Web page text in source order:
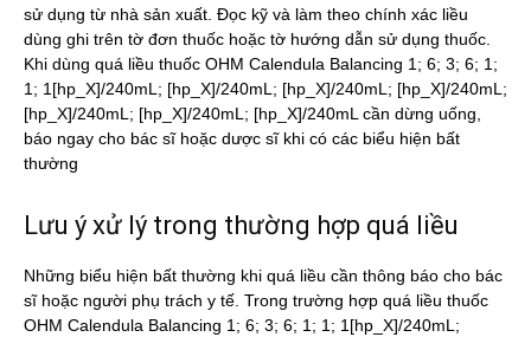
sử dụng từ nhà sản xuất. Đọc kỹ và làm theo chính xác liều
dùng ghi trên tờ đơn thuốc hoặc tờ hướng dẫn sử dụng thuốc.
Khi dùng quá liều thuốc OHM Calendula Balancing 1; 6; 3; 6; 1;
1; 1[hp_X]/240mL; [hp_X]/240mL; [hp_X]/240mL; [hp_X]/240mL;
[hp_X]/240mL; [hp_X]/240mL; [hp_X]/240mL cần dừng uống,
báo ngay cho bác sĩ hoặc dược sĩ khi có các biểu hiện bất
thường
Lưu ý xử lý trong thường hợp quá liều
Những biểu hiện bất thường khi quá liều cần thông báo cho bác
sĩ hoặc người phụ trách y tế. Trong trường hợp quá liều thuốc
OHM Calendula Balancing 1; 6; 3; 6; 1; 1; 1[hp_X]/240mL;